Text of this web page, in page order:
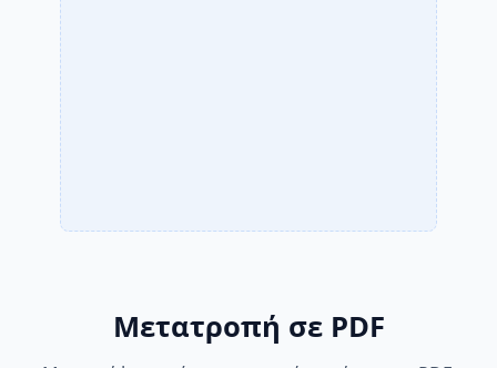
Μετατροπή σε PDF